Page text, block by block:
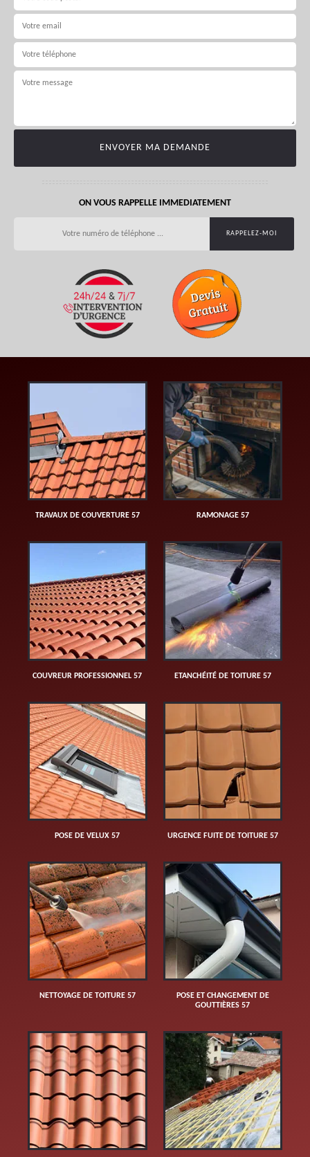
ON VOUS RAPPELLE IMMEDIATEMENT
TRAVAUX DE COUVERTURE 57 RAMONAGE 57
COUVREUR PROFESSIONNEL 57 ETANCHÉITÉ DE TOITURE 57
POSE DE VELUX 57 URGENCE FUITE DE TOITURE 57
NETTOYAGE DE TOITURE 57
POSE ET CHANGEMENT DE
GOUTTIÈRES 57